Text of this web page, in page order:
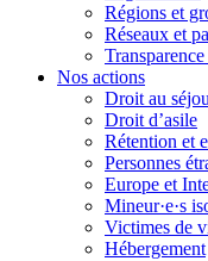
Régions et
Réseaux et
Nos actions
Droit au
Droit d’asile
Rétention et
Personnes
Europe et
Mineur·e·s
Victimes de
Hébergement